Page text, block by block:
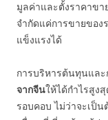
มูลค่าและตั้งราคาขา
จำกัดแค่การขายขอ
แข็งแรงได้
การบริหารต้นทุนและ
จากจีนให้ได้กำไรสูง
รอบคอบ ไม่ว่าจะเป็